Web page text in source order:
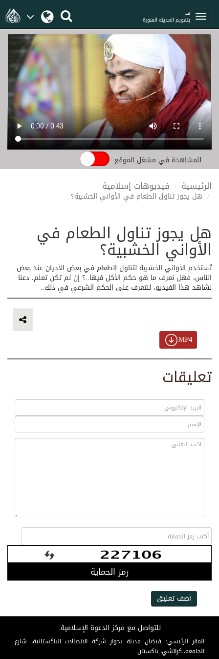
هـ
بتقويم المدينة المنورة
للمشاهدة في مشغل الموقع
الرئيسية فيديوهات إسلامية
هل يجوز تناول الطعام في الأواني الخشبية؟
هل يجوز تناول الطعام في
الأواني الخشبية؟
تُستخدم الأواني الخشبية لتناول الطعام في بعض الأحيان عند بعض
الناس، فهل نعرف ما هو حكم الأكل فيها..؟ إن لم تكن تعلم، دعنا
نشاهد هذا الفيديو، لنتعرف على الحكم الشرعي في ذلك..
MP4
تعليقات
رمز الحماية
أضف تعليق
للتواصل مع مركز الدعوة الإسلامية:
المقر الرئيسي: فيضان مدينة بجوار شركة الاتصالات الباكستانية، شارع
الجامعة، كراتشي، باكستان